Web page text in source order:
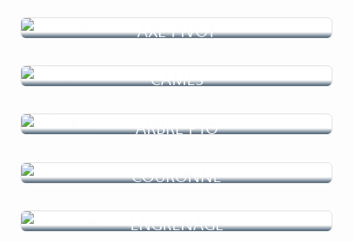
AXE PIVOT
CAMES
ARBRE PTO
COURONNE
ENGRENAGE